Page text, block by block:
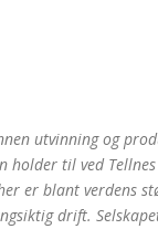
utvinning og
holder til ved
er blant verdens
drift.